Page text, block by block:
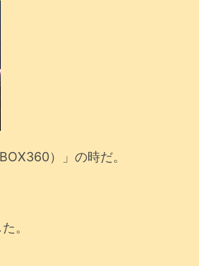
）」の時だ。
。